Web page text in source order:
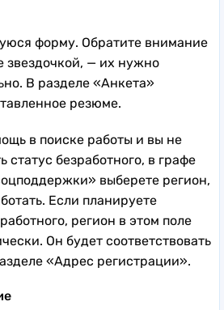
форму. Обратите внимание
звездочкой, — их нужно
В разделе «Анкета»
резюме.
в поиске работы и вы не
статус безработного, в графе
выберете регион,
Если планируете
регион в этом поле
Он будет соответствовать
«Адрес регистрации».